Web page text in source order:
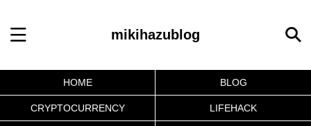
mikihazublog
HOME BLOG
CRYPTOCURRENCY LIFEHACK